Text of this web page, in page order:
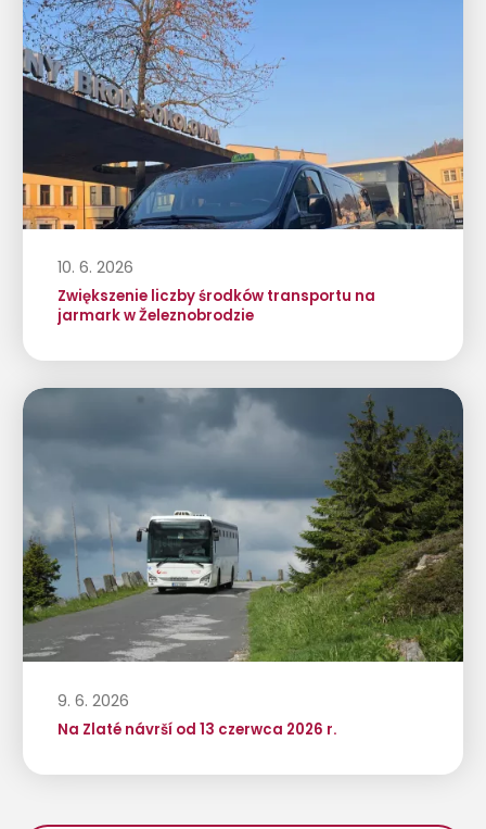
10. 6. 2026
Zwiększenie liczby środków transportu na
jarmark w Železnobrodzie
9. 6. 2026
Na Zlaté návrší od 13 czerwca 2026 r.